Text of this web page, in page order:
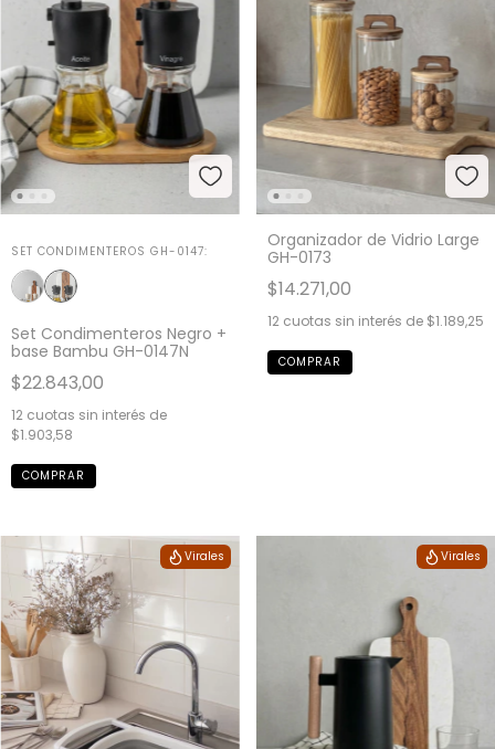
SET CONDIMENTEROS GH-0147:
Set Condimenteros Negro +
base Bambu GH-0147N
$22.843,00
12 cuotas sin interés de
$1.903,58
Organizador de Vidrio Large
GH-0173
$14.271,00
12 cuotas sin interés de $1.189,25
Virales Virales